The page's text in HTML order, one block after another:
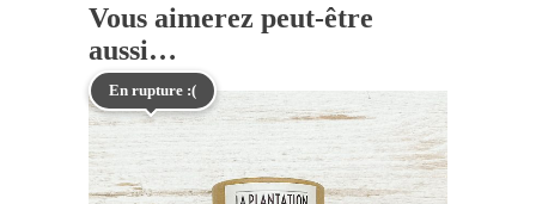
Vous aimerez peut-être
aussi…
En rupture :(